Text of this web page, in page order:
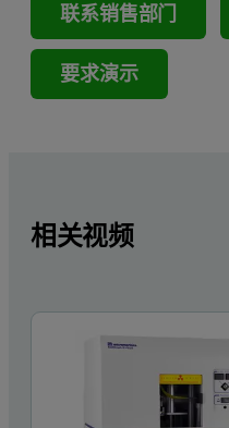
联系销售部门
要求演示
相关视频